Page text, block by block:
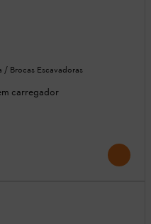
/ Brocas Escavadoras
carregador